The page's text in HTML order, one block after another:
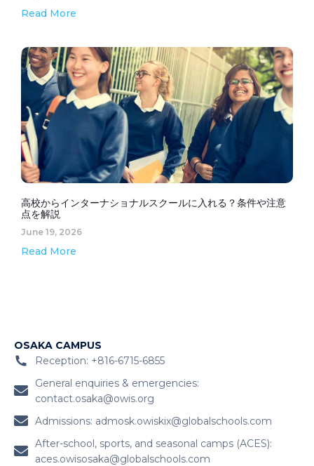
Read More
高校からインターナショナルスクールに入れる？条件や注意
点を解説
June 19, 2026
Read More
OSAKA CAMPUS
Reception: +816-6715-6855
General enquiries & emergencies:
contact.osaka@owis.org
Admissions: admosk.owiskix@globalschools.com
After-school, sports, and seasonal camps (ACES):
aces.owisosaka@globalschools.com